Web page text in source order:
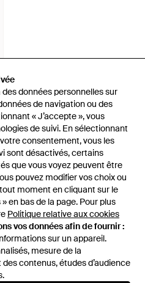
données personnelles sur
de navigation ou des
« J’accepte », vous
de suivi. En sélectionnant
consentement, vous les
sont désactivés, certains
que vous voyez peuvent être
pouvez modifier vos choix ou
moment en cliquant sur le
en bas de la page. Pour plus
Politique relative aux cookies
vos données afin de fournir :
sur un appareil.
mesure de la
contenus, études d’audience
données personnelles sur
de navigation ou des
« J’accepte », vous
de suivi. En sélectionnant
consentement, vous les
sont désactivés, certains
que vous voyez peuvent être
pouvez modifier vos choix ou
moment en cliquant sur le
en bas de la page. Pour plus
Politique relative aux cookies
vos données afin de fournir :
sur un appareil.
mesure de la
contenus, études d’audience